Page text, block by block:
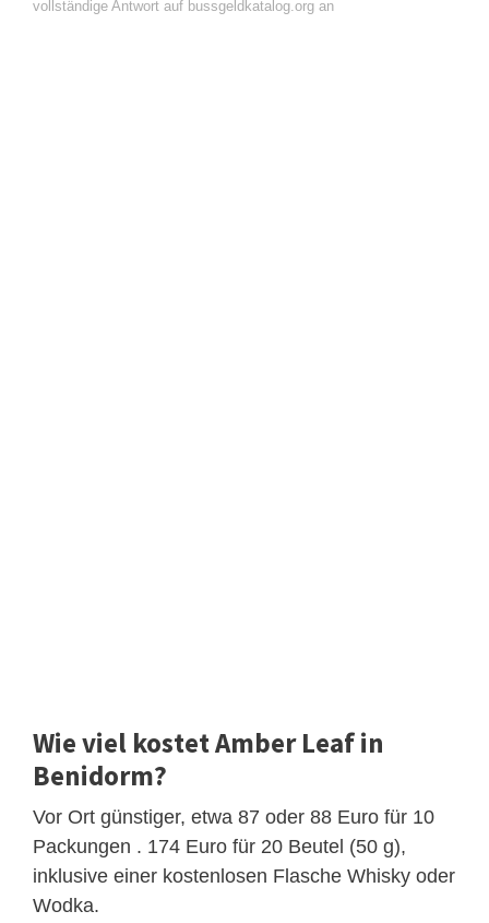
vollständige Antwort auf bussgeldkatalog.org an
Wie viel kostet Amber Leaf in
Benidorm?
Vor Ort günstiger, etwa 87 oder 88 Euro für 10
Packungen . 174 Euro für 20 Beutel (50 g),
inklusive einer kostenlosen Flasche Whisky oder
Wodka.